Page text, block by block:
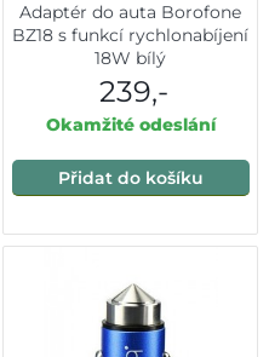
Adaptér do auta Borofone
BZ18 s funkcí rychlonabíjení
18W bílý
239,-
Okamžité odeslání
Přidat do košíku